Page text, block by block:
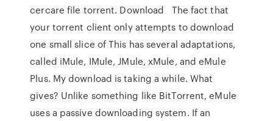
cercare file torrent. Download The fact that
your torrent client only attempts to download
one small slice of This has several adaptations,
called iMule, IMule, JMule, xMule, and eMule
Plus. My download is taking a while. What
gives? Unlike something like BitTorrent, eMule
uses a passive downloading system. If an